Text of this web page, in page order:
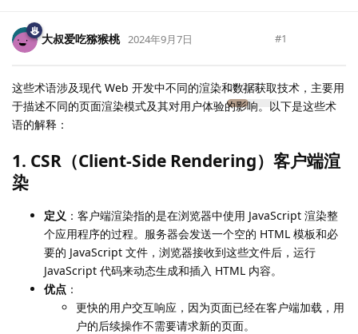
大叔爱吃猕猴桃
Lv.223
2024年9月7日 #1
这些术语涉及现代 Web 开发中不同的渲染和数据获取技术，主要用
于描述不同的页面渲染模式及其对用户体验的影响。以下是这些术
语的解释：
1. CSR（Client-Side Rendering）客户端渲
染
定义 ：客户端渲染指的是在浏览器中使用 JavaScript 渲染整
个应用程序的过程。服务器会发送一个空的 HTML 模板和必
要的 JavaScript 文件，浏览器接收到这些文件后，运行
JavaScript 代码来动态生成和插入 HTML 内容。
优点 ：
更快的用户交互响应，因为页面已经在客户端加载，用
户的后续操作不需要请求新的页面。